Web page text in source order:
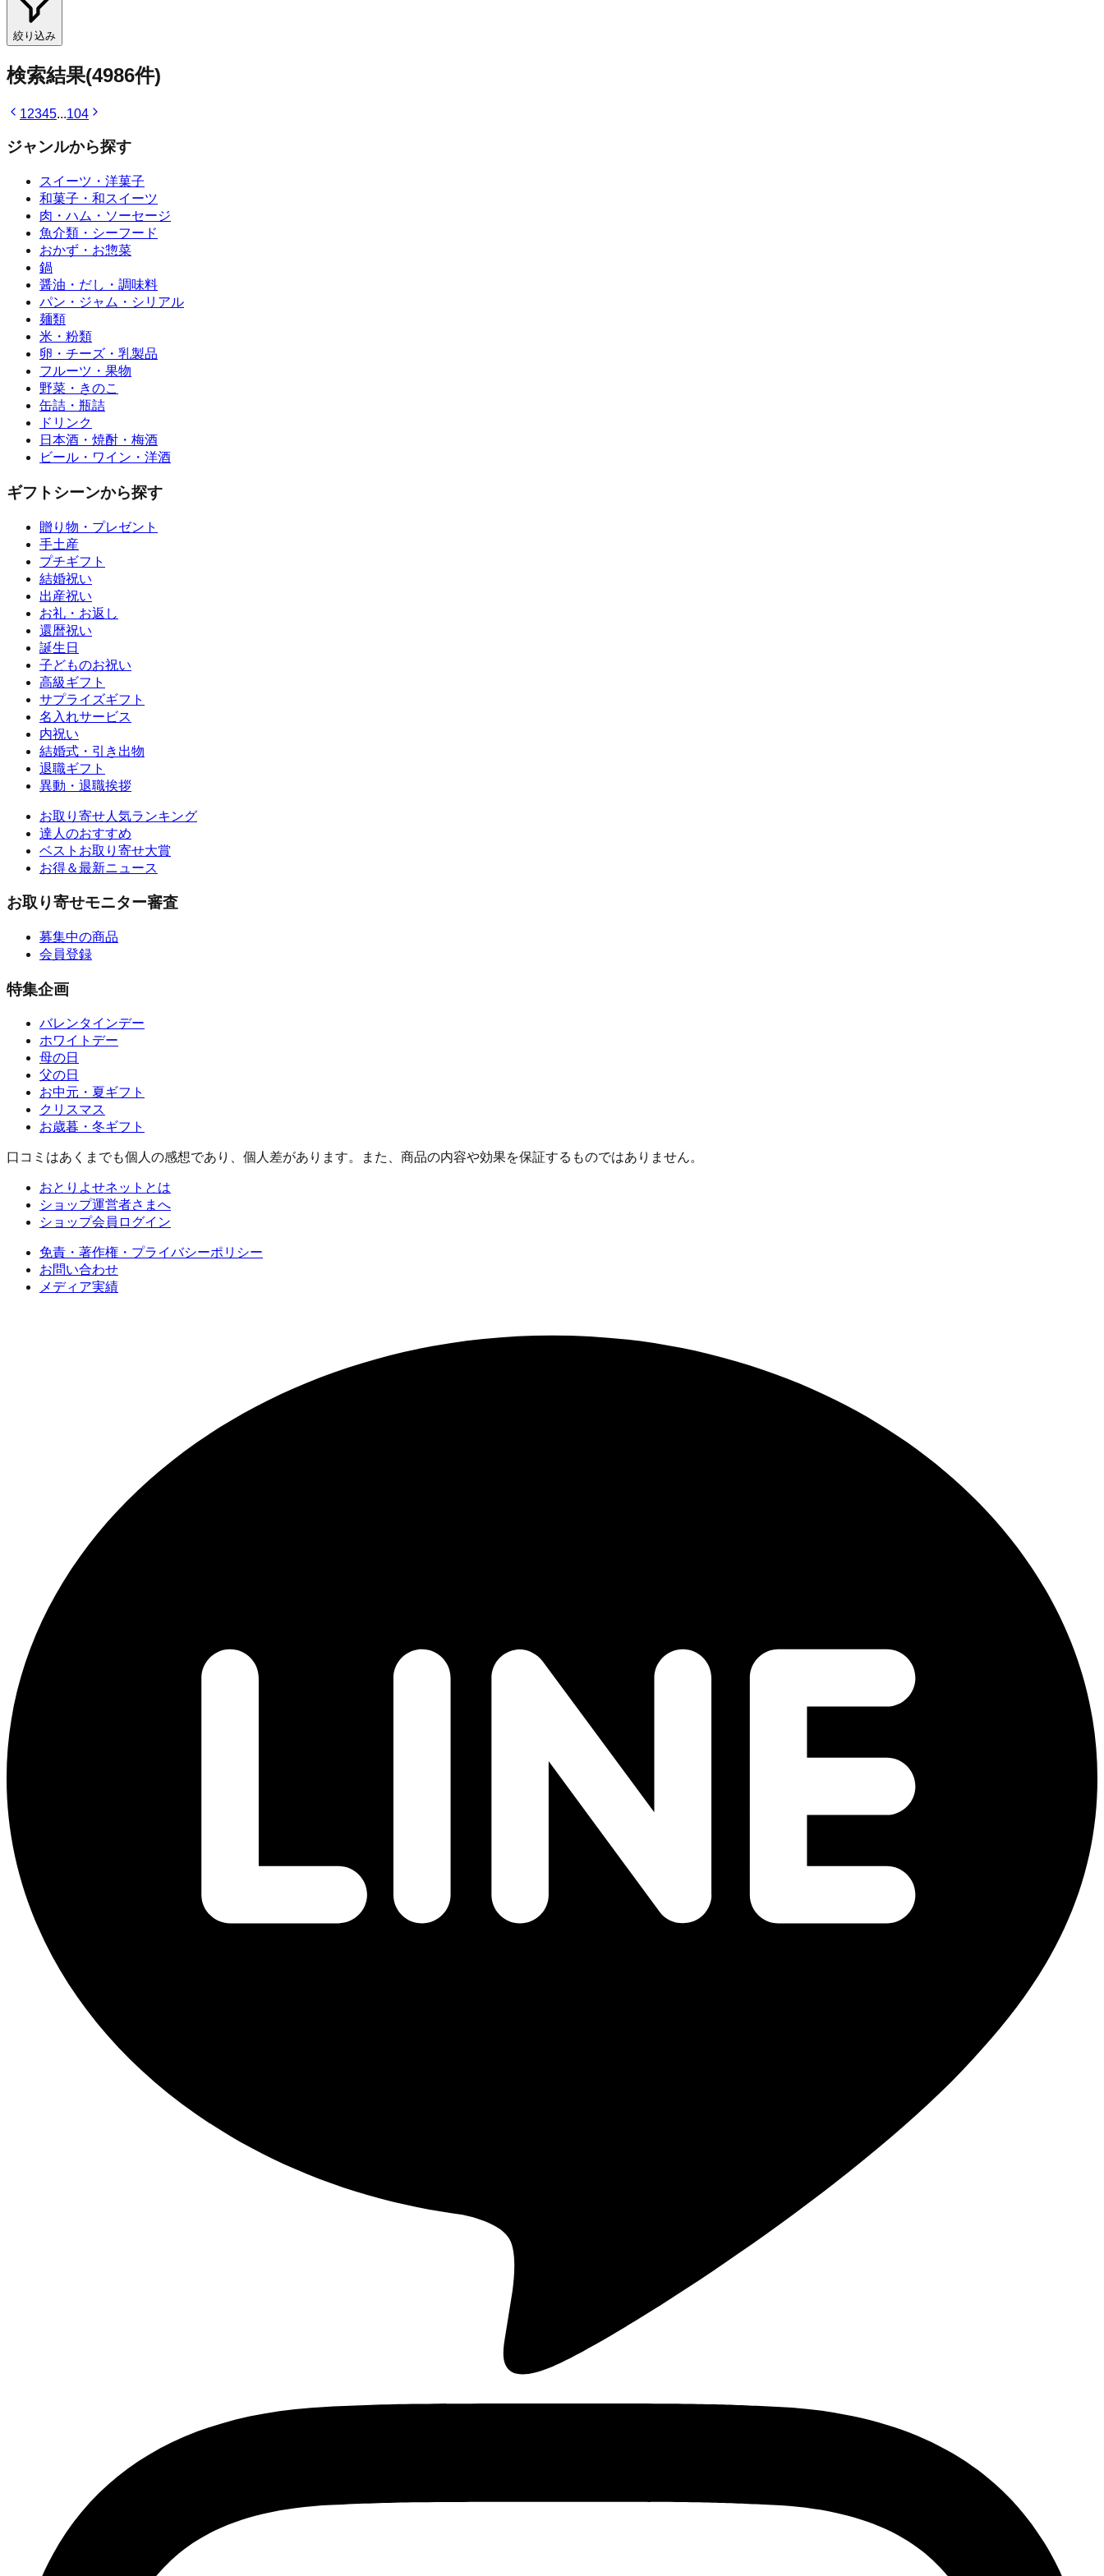
絞り込み
検索結果(4986件)
12345...104
ジャンルから探す
スイーツ・洋菓子
和菓子・和スイーツ
肉・ハム・ソーセージ
魚介類・シーフード
おかず・お惣菜
鍋
醤油・だし・調味料
パン・ジャム・シリアル
麺類
米・粉類
卵・チーズ・乳製品
フルーツ・果物
野菜・きのこ
缶詰・瓶詰
ドリンク
日本酒・焼酎・梅酒
ビール・ワイン・洋酒
ギフトシーンから探す
贈り物・プレゼント
手土産
プチギフト
結婚祝い
出産祝い
お礼・お返し
還暦祝い
誕生日
子どものお祝い
高級ギフト
サプライズギフト
名入れサービス
内祝い
結婚式・引き出物
退職ギフト
異動・退職挨拶
お取り寄せ人気ランキング
達人のおすすめ
ベストお取り寄せ大賞
お得＆最新ニュース
お取り寄せモニター審査
募集中の商品
会員登録
特集企画
バレンタインデー
ホワイトデー
母の日
父の日
お中元・夏ギフト
クリスマス
お歳暮・冬ギフト
口コミはあくまでも個人の感想であり、個人差があります。また、商品の内容や効果を保証するものではありません。
おとりよせネットとは
ショップ運営者さまへ
ショップ会員ログイン
免責・著作権・プライバシーポリシー
お問い合わせ
メディア実績